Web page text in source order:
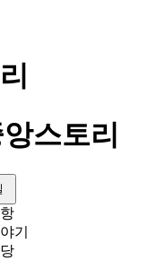
스토리
기